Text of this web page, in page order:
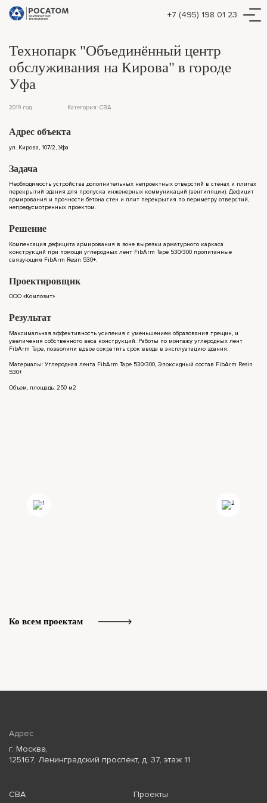
+7 (495) 198 01 23
Технопарк "Объединённый центр
обслуживания на Кирова" в городе
Уфа
2019 год Категория: СВА
Адрес объекта
ул. Кирова, 107/2, Уфа
Задача
Необходимость устройства дополнительных непроектных отверстий в стенах и плитах
перекрытий здания для пропуска инженерных коммуникаций (вентиляции). Дефицит
армирования и прочности бетона стен и плит перекрытия по периметру отверстий,
непредусмотренных проектом.
Решение
Компенсация дефицита армирования в зоне вырезки арматурного каркаса
конструкций при помощи углеродных лент FibArm Tape 530/300 пропитанные
связующим FibArm Resin 530+.
Проектировщик
ООО «Композит»
Результат
Максимальная эффективность усиления с уменьшением образования трещин, и
увеличения собственного веса конструкций. Работы по монтажу углеродных лент
FibArm Tape, позволили вдвое сократить срок ввода в эксплуатацию здания.
Материалы: Углеродная лента FibArm Tape 530/300, Эпоксидный состав FibArm Resin
530+
Объем, площадь: 250 м2
Ко всем проектам
Адрес
г. Москва,
125167, Ленинградский проспект, д. 37, этаж 11
СВА Проекты